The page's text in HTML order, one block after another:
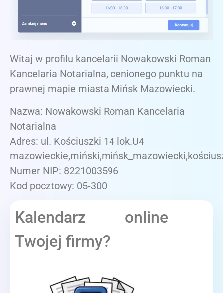
Witaj w profilu kancelarii Nowakowski Roman
Kancelaria Notarialna, cenionego punktu na
prawnej mapie miasta Mińsk Mazowiecki.
Nazwa: Nowakowski Roman Kancelaria
Notarialna
Adres: ul. Kościuszki 14 lok.U4
Numer NIP: 8221003596
Kod pocztowy: 05-300
Kalendarz online
Twojej firmy?